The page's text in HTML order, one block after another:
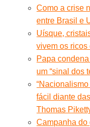
Como a crise
entre Brasil e
Uísque,
vivem os ricos
Papa
um “sinal dos
fácil diante
Thomas
Campanha do